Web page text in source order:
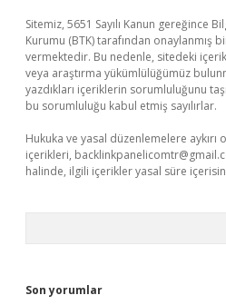
Sitemiz, 5651 Sayılı Kanun gereğince
Kurumu (BTK) tarafından onaylanmış
vermektedir. Bu nedenle, sitedeki
veya araştırma yükümlülüğümüz
yazdıkları içeriklerin sorumluluğunu
bu sorumluluğu kabul etmiş sayılırlar.
Hukuka ve yasal düzenlemelere
içerikleri,
halinde, ilgili içerikler yasal süre
Son yorumlar